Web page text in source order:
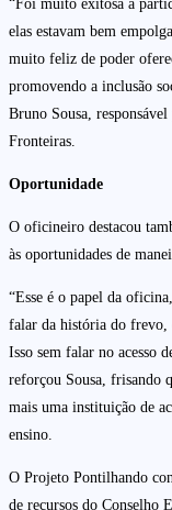
“Foi muito exitosa a
elas estavam bem
muito feliz de poder
promovendo a inclusão
Bruno Sousa,
Fronteiras.
Oportunidade
O oficineiro destacou
às oportunidades de
“Esse é o papel da
falar da história do frevo,
Isso sem falar no acesso
reforçou Sousa, frisando
mais uma instituição de
ensino.
O Projeto Pontilhando
de recursos do Conselho